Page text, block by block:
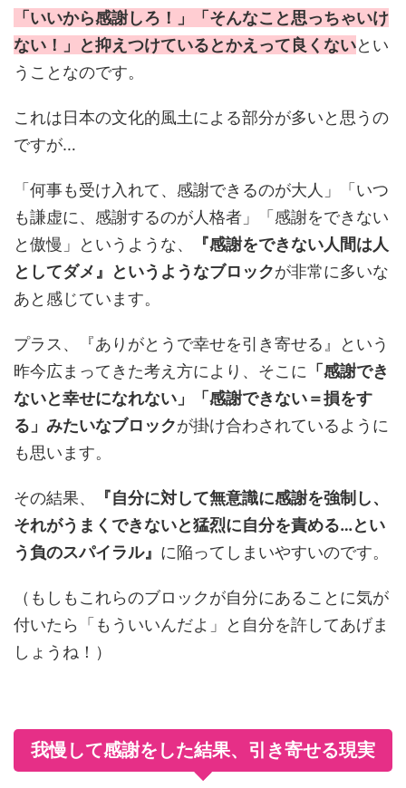
「いいから感謝しろ！」「そんなこと思っちゃいけ
ない！」と抑えつけているとかえって良くないとい
うことなのです。
これは日本の文化的風土による部分が多いと思うの
ですが…
「何事も受け入れて、感謝できるのが大人」「いつ
も謙虚に、感謝するのが人格者」「感謝をできない
と傲慢」というような、
『感謝をできない人間は人
としてダメ』というようなブロックが非常に多いな
あと感じています。
プラス、『ありがとうで幸せを引き寄せる』という
昨今広まってきた考え方により、そこに 「感謝でき
ないと幸せになれない」「感謝できない＝損をす
る」みたいなブロックが掛け合わされているように
も思います。
その結果、
『自分に対して無意識に感謝を強制し、
それがうまくできないと猛烈に自分を責める…とい
う負のスパイラル』 に陥ってしまいやすいのです。
（もしもこれらのブロックが自分にあることに気が
付いたら「もういいんだよ」と自分を許してあげま
しょうね！）
我慢して感謝をした結果、引き寄せる現実